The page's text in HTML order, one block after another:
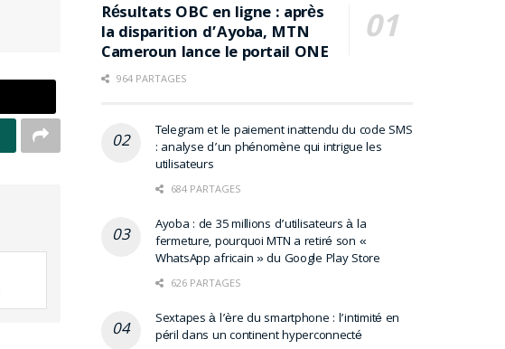
Résultats OBC en ligne : après
la disparition d’Ayoba, MTN
Cameroun lance le portail ONE
964 PARTAGES
Telegram et le paiement inattendu du code SMS
: analyse d’un phénomène qui intrigue les
utilisateurs
684 PARTAGES
Ayoba : de 35 millions d’utilisateurs à la
fermeture, pourquoi MTN a retiré son «
WhatsApp africain » du Google Play Store
626 PARTAGES
Sextapes à l’ère du smartphone : l’intimité en
péril dans un continent hyperconnecté